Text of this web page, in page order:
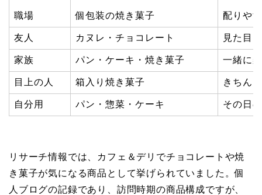
職場 個包装の焼き菓子 配りや
友人 カヌレ・チョコレート 見た目
家族 パン・ケーキ・焼き菓子 一緒に
目上の人 箱入り焼き菓子 きちん
自分用 パン・惣菜・ケーキ その日
リサーチ情報では、カフェ＆デリでチョコレートや焼
き菓子が気になる商品として挙げられていました。個
人ブログの記録であり、訪問時期の商品構成ですが、